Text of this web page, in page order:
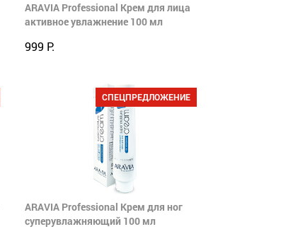
ARAVIA Professional Крем для лица
активное увлажнение 100 мл
999 Р.
СПЕЦПРЕДЛОЖЕНИЕ
ARAVIA Professional Крем для ног
суперувлажняющий 100 мл